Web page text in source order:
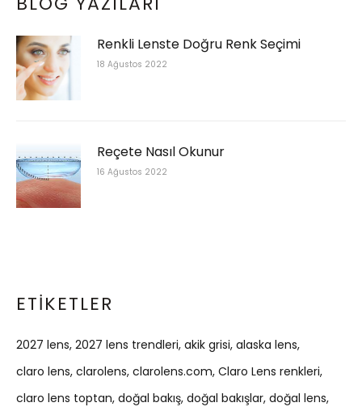
Renkli Lenste Doğru Renk Seçimi
18 Ağustos 2022
Reçete Nasıl Okunur
16 Ağustos 2022
ETIKETLER
2027 lens 2027 lens trendleri akik grisi alaska lens
claro lens clarolens clarolens.com Claro Lens renkleri
claro lens toptan doğal bakış doğal bakışlar doğal lens